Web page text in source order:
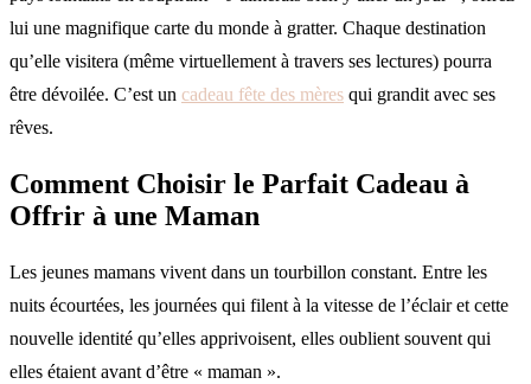
lui une magnifique carte du monde à gratter. Chaque destination
qu’elle visitera (même virtuellement à travers ses lectures) pourra
être dévoilée. C’est un cadeau fête des mères qui grandit avec ses
rêves.
Comment Choisir le Parfait Cadeau à
Offrir à une Maman
Les jeunes mamans vivent dans un tourbillon constant. Entre les
nuits écourtées, les journées qui filent à la vitesse de l’éclair et cette
nouvelle identité qu’elles apprivoisent, elles oublient souvent qui
elles étaient avant d’être « maman ».